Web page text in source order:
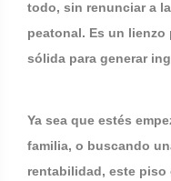
todo, sin renunciar a
peatonal. Es un lienzo
sólida para generar
Ya sea que estés
familia, o buscando
rentabilidad, este piso